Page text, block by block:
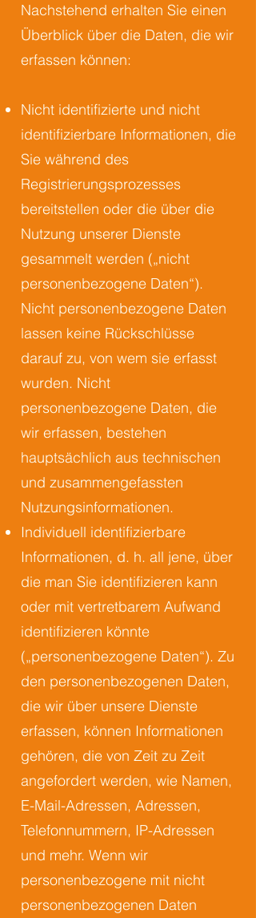
Nachstehend erhalten Sie einen
Überblick über die Daten, die wir
erfassen können:
Nicht identifizierte und nicht
identifizierbare Informationen, die
Sie während des
Registrierungsprozesses
bereitstellen oder die über die
Nutzung unserer Dienste
gesammelt werden („nicht
personenbezogene Daten“).
Nicht personenbezogene Daten
lassen keine Rückschlüsse
darauf zu, von wem sie erfasst
wurden. Nicht
personenbezogene Daten, die
wir erfassen, bestehen
hauptsächlich aus technischen
und zusammengefassten
Nutzungsinformationen.
Individuell identifizierbare
Informationen, d. h. all jene, über
die man Sie identifizieren kann
oder mit vertretbarem Aufwand
identifizieren könnte
(„personenbezogene Daten“). Zu
den personenbezogenen Daten,
die wir über unsere Dienste
erfassen, können Informationen
gehören, die von Zeit zu Zeit
angefordert werden, wie Namen,
E-Mail-Adressen, Adressen,
Telefonnummern, IP-Adressen
und mehr. Wenn wir
personenbezogene mit nicht
personenbezogenen Daten